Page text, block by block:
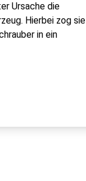
Ursache die
Hierbei zog sie
in ein